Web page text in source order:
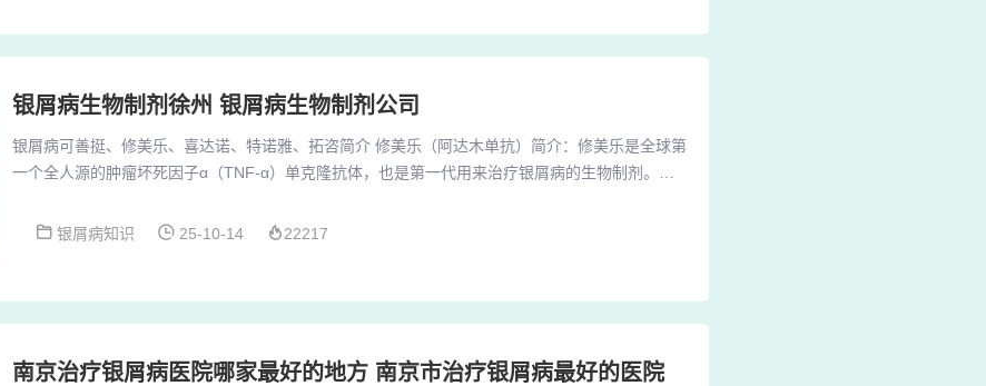
银屑病生物制剂徐州 银屑病生物制剂公司
银屑病可善挺、修美乐、喜达诺、特诺雅、拓咨简介 修美乐（阿达木单抗）简介：修美乐是全球第
一个全人源的肿瘤坏死因子α（TNF-α）单克隆抗体，也是第一代用来治疗银屑病的生物制剂。作
特诺雅是强生公司推出的IL-23靶向生物制剂，用于银屑病治疗。单价28000元，规格为100mg/
银屑病知识 25-10-14 22217
南京治疗银屑病医院哪家最好的地方 南京市治疗银屑病最好的医院